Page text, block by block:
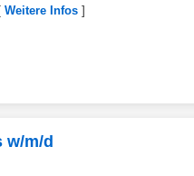
Weitere Infos ]
w/m/d